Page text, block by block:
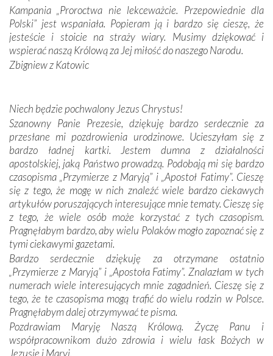
spotykaliśmy się z serdeczną otwartością
Portugalczyków. Podziwialiśmy ich ludową sztukę i
zwyczaje. Mimo że nasze kraje są od siebie bardzo
oddalone, w żaden sposób nie czuliśmy się obco.
Sprawiła to oczywiście sama Matka Boża, ale też
kulturowa bliskość biorąca swój początek w naszej
mieliśmy okazję przekonać się, że Maryja swoją opieką
otacza nie tylko nasz naród, lecz wszystkie nacje, które
się Jej ufnie oddają, a także każdą osobę, która zawierza
Jej siebie oraz swych bliskich.
Dzieje Portugalii to również historia wierności Bogu i
odstępstw, także w życiu władców. Trudne momenty w
wymiarze tak osobistym, jak i zbiorowym, przypominają o
konieczności ciągłego zabiegania o własną duszę i o łaskę
Opatrzności. Wierność przynosi pomyślność –
przynajmniej w życiu duchowym. Odstępstwo owocuje
nieszczęściem i śmiercią. Te uniwersalne prawdy
przychodziły na myśl, gdy słuchaliśmy opowieści
przewodników o portugalskich monarchach i wodzach,
zwycięskich bitwach i nieszczęśliwych losach grzesznych
kochanków.
Byli tym razem pośród Apostołów Fatimy reprezentanci
Kampania „Proroctwa nie lekceważcie. Przepowiednie dla
Polski” jest wspaniała. Popieram ją i bardzo się cieszę, że
jesteście i stoicie na straży wiary. Musimy dziękować i
wspierać naszą Królową za Jej miłość do naszego Narodu.
Zbigniew z Katowic
Niech będzie pochwalony Jezus Chrystus!
Szanowny Panie Prezesie, dziękuję bardzo serdecznie za
przesłane mi pozdrowienia urodzinowe. Ucieszyłam się z
bardzo ładnej kartki. Jestem dumna z działalności
apostolskiej, jaką Państwo prowadzą. Podobają mi się bardzo
czasopisma „Przymierze z Maryją” i „Apostoł Fatimy”. Cieszę
się z tego, że mogę w nich znaleźć wiele bardzo ciekawych
artykułów poruszających interesujące mnie tematy. Cieszę się
z tego, że wiele osób może korzystać z tych czasopism.
Pragnęłabym bardzo, aby wielu Polaków mogło zapoznać się z
tymi ciekawymi gazetami.
Bardzo serdecznie dziękuję za otrzymane ostatnio
„Przymierze z Maryją” i „Apostoła Fatimy”. Znalazłam w tych
numerach wiele interesujących mnie zagadnień. Cieszę się z
tego, że te czasopisma mogą trafić do wielu rodzin w Polsce.
Pragnęłabym dalej otrzymywać te pisma.
Pozdrawiam Maryję Naszą Królową. Życzę Panu i
współpracownikom dużo zdrowia i wielu łask Bożych w
Jezusie i Maryi.